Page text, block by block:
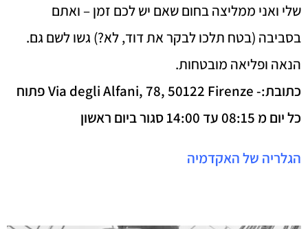
שלי ואני ממליצה בחום שאם יש לכם זמן – ואתם
בסביבה (בטח תלכו לבקר את דוד, לא?) גשו לשם גם.
הנאה ופליאה מובטחות.
כתובת:- Via degli Alfani, 78, 50122 Firenze פתוח
כל יום מ 08:15 עד 14:00 סגור ביום ראשון
הגלריה של האקדמיה